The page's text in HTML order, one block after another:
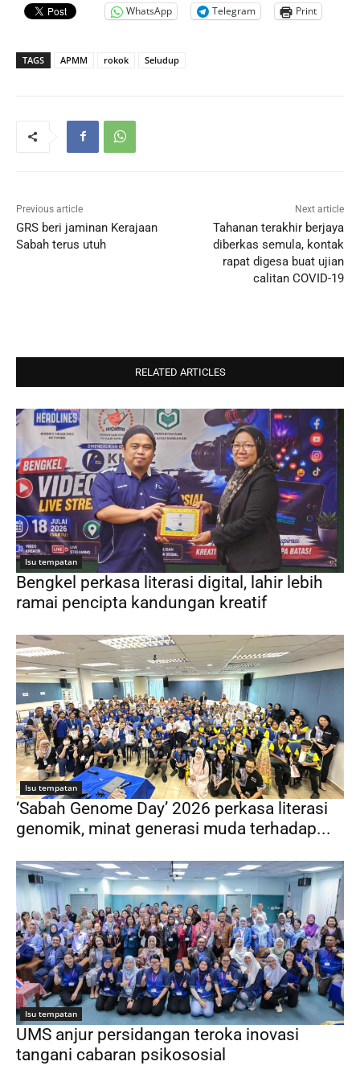
WhatsApp Telegram Print
TAGS APMM rokok Seludup
Previous article
GRS beri jaminan Kerajaan
Sabah terus utuh
Next article
Tahanan terakhir berjaya
diberkas semula, kontak
rapat digesa buat ujian
calitan COVID-19
RELATED ARTICLES
Isu tempatan
Bengkel perkasa literasi digital, lahir lebih
ramai pencipta kandungan kreatif
Isu tempatan
‘Sabah Genome Day’ 2026 perkasa literasi
genomik, minat generasi muda terhadap...
Isu tempatan
UMS anjur persidangan teroka inovasi
tangani cabaran psikososial